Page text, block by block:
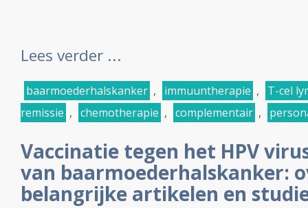
Lees verder ...
baarmoederhalskanker , immuuntherapie ,
T-cel
remissie , chemotherapie , complementair ,
Vaccinatie tegen het HPV
van baarmoederhalskanker:
belangrijke artikelen en